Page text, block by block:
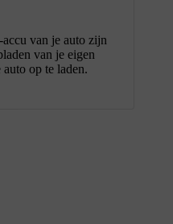
van je auto zijn
van je eigen
auto op te laden.